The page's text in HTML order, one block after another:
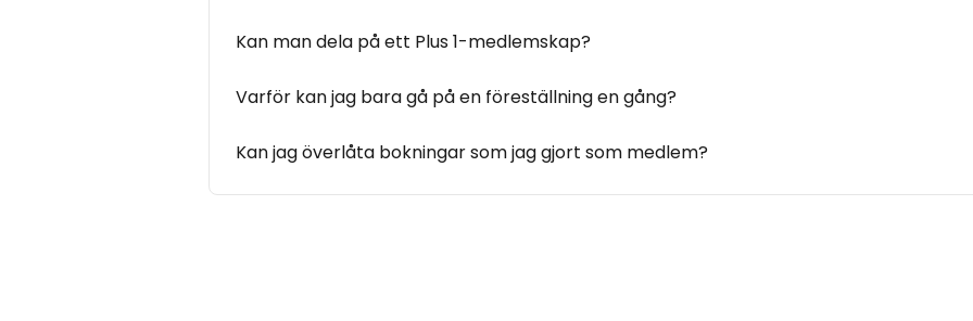
Kan man dela på ett Plus 1-medlemskap?
Varför kan jag bara gå på en föreställning en gång?
Kan jag överlåta bokningar som jag gjort som medlem? ​ ​